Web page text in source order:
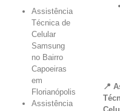
Assistência
Técnica de
Celular
Samsung
no Bairro
Capoeiras
em
Florianópolis
Assistência
📍